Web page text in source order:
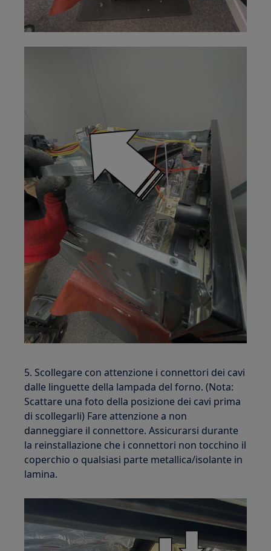
5. Scollegare con attenzione i connettori dei cavi
dalle linguette della lampada del forno. (Nota:
Scattare una foto della posizione dei cavi prima
di scollegarli) Fare attenzione a non
danneggiare il connettore. Assicurarsi durante
la reinstallazione che i connettori non tocchino il
coperchio o qualsiasi parte metallica/isolante in
lamina.